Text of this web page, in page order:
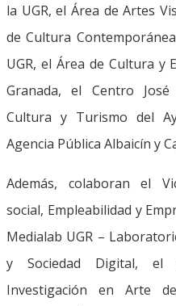
la UGR, el Área de Artes
de Cultura
UGR, el Área de Cultura y
Granada, el Centro
Cultura y Turismo del
Agencia Pública Albaicín y
Además, colaboran el
social, Empleabilidad y
Medialab UGR –
y Sociedad Digital, el
Investigación en Arte